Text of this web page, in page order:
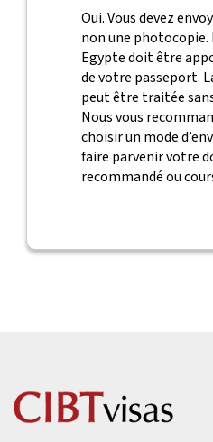
Oui. Vous devez
non une
Egypte doit être
de votre passeport.
peut être traitée
Nous vous
choisir un mode
faire parvenir votre
recommandé ou